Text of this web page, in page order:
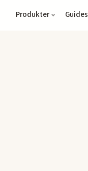
Produkter Guides